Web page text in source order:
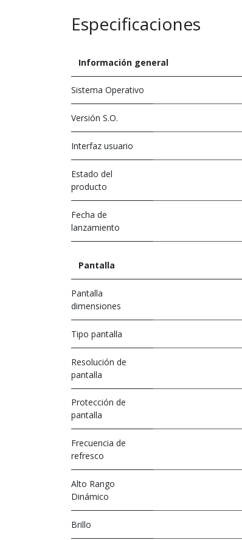
Especificaciones
Información general
Sistema Operativo
Versión S.O.
Interfaz usuario
Estado del
producto
Fecha de
lanzamiento
Pantalla
Pantalla
dimensiones
Tipo pantalla
Resolución de
pantalla
Protección de
pantalla
Frecuencia de
refresco
Alto Rango
Dinámico
Brillo